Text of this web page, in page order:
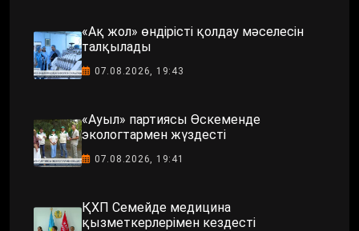
«Ақ жол» өндірісті қолдау мәселесін
талқылады
07.08.2026, 19:43
«Ауыл» партиясы Өскеменде
экологтармен жүздесті
07.08.2026, 19:41
ҚХП Семейде медицина
қызметкерлерімен кездесті